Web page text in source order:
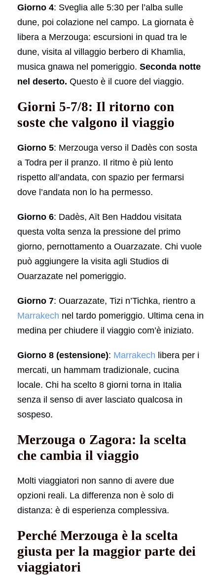
Giorno 4: Sveglia alle 5:30 per l’alba sulle
dune, poi colazione nel campo. La giornata è
libera a Merzouga: escursioni in quad tra le
dune, visita al villaggio berbero di Khamlia,
musica gnawa nel pomeriggio. Seconda notte
nel deserto. Questo è il cuore del viaggio.
Giorni 5-7/8: Il ritorno con
soste che valgono il viaggio
Giorno 5: Merzouga verso il Dadès con sosta
a Todra per il pranzo. Il ritmo è più lento
rispetto all’andata, con spazio per fermarsi
dove l’andata non lo ha permesso.
Giorno 6: Dadès, Aït Ben Haddou visitata
questa volta senza la pressione del primo
giorno, pernottamento a Ouarzazate. Chi vuole
può aggiungere la visita agli Studios di
Ouarzazate nel pomeriggio.
Giorno 7: Ouarzazate, Tizi n’Tichka, rientro a
Marrakech nel tardo pomeriggio. Ultima cena in
medina per chiudere il viaggio com’è iniziato.
Giorno 8 (estensione): Marrakech libera per i
mercati, un hammam tradizionale, cucina
locale. Chi ha scelto 8 giorni torna in Italia
senza il senso di aver lasciato qualcosa in
sospeso.
Merzouga o Zagora: la scelta
che cambia il viaggio
Molti viaggiatori non sanno di avere due
opzioni reali. La differenza non è solo di
distanza: è di esperienza complessiva.
Perché Merzouga è la scelta
giusta per la maggior parte dei
viaggiatori